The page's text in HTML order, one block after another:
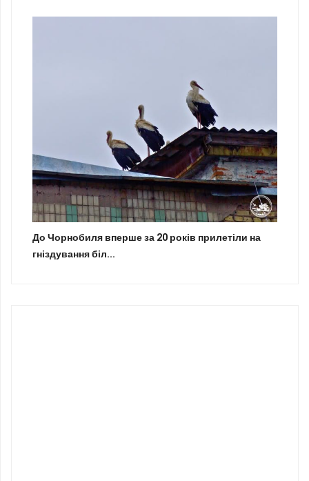
До Чорнобиля вперше за 20 років прилетіли на
гніздування біл...